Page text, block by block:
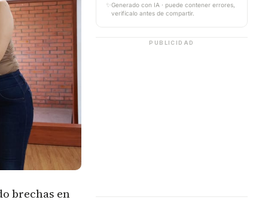
brechas en
✨ Generado con IA · puede contener errores,
verifícalo antes de compartir.
PUBLICIDAD